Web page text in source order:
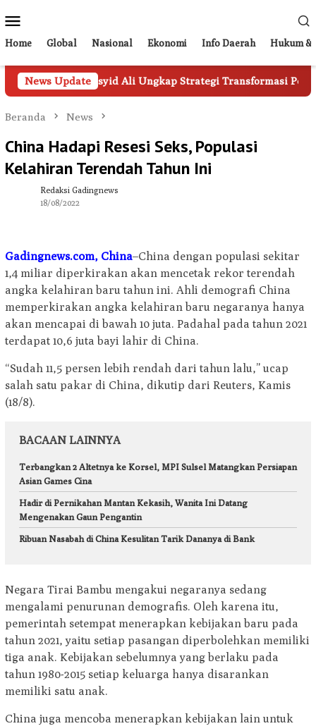
ke
kontenMobile
Home Global Nasional Ekonomi Info Daerah Hukum &
News Update
Adi Rasyid Ali Ungkap Strategi Transformasi Perumda
Beranda News
China Hadapi Resesi Seks, Populasi
Kelahiran Terendah Tahun Ini
Redaksi Gadingnews
18/08/2022
Gadingnews.com, China–China dengan populasi sekitar
1,4 miliar diperkirakan akan mencetak rekor terendah
angka kelahiran baru tahun ini. Ahli demografi China
memperkirakan angka kelahiran baru negaranya hanya
akan mencapai di bawah 10 juta. Padahal pada tahun 2021
terdapat 10,6 juta bayi lahir di China.
“Sudah 11,5 persen lebih rendah dari tahun lalu,” ucap
salah satu pakar di China, dikutip dari Reuters, Kamis
(18/8).
BACAAN LAINNYA
Terbangkan 2 Altetnya ke Korsel, MPI Sulsel Matangkan Persiapan
Asian Games Cina
Hadir di Pernikahan Mantan Kekasih, Wanita Ini Datang
Mengenakan Gaun Pengantin
Ribuan Nasabah di China Kesulitan Tarik Dananya di Bank
Negara Tirai Bambu mengakui negaranya sedang
mengalami penurunan demografis. Oleh karena itu,
pemerintah setempat menerapkan kebijakan baru pada
tahun 2021, yaitu setiap pasangan diperbolehkan memiliki
tiga anak. Kebijakan sebelumnya yang berlaku pada
tahun 1980-2015 setiap keluarga hanya disarankan
memiliki satu anak.
China juga mencoba menerapkan kebijakan lain untuk